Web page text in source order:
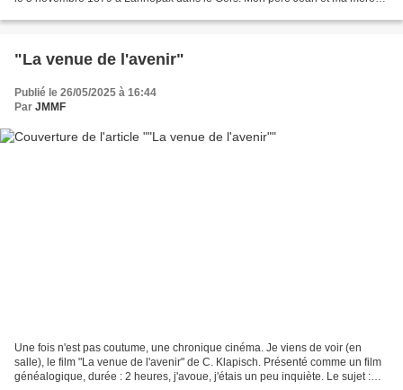
"La venue de l'avenir"
Publié le 26/05/2025 à 16:44
Par JMMF
Une fois n'est pas coutume, une chronique cinéma. Je viens de voir (en
salle), le film "La venue de l'avenir" de C. Klapisch. Présenté comme un film
généalogique, durée : 2 heures, j'avoue, j'étais un peu inquiète. Le sujet :